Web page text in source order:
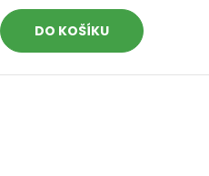
DO KOŠÍKU